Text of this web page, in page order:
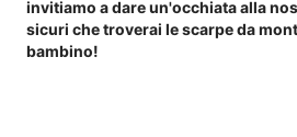
invitiamo a dare un'occhiata alla
sicuri che troverai le scarpe da
bambino!